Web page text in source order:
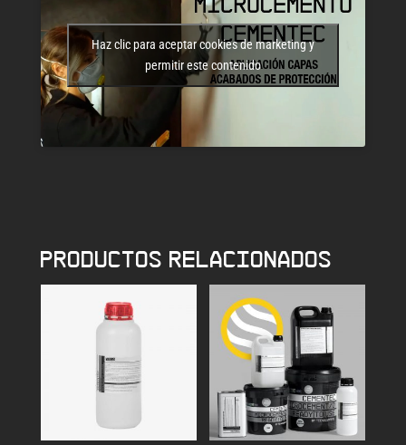
Haz clic para aceptar cookies de marketing y
permitir este contenido
PRODUCTOS RELACIONADOS